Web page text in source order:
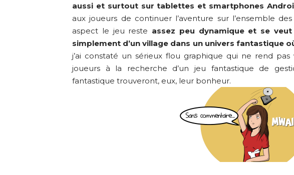
aussi et surtout sur tablettes et smartphones
aux joueurs de continuer l’aventure sur l’ensemble
aspect le jeu reste assez peu dynamique et se
simplement d’un village dans un univers fantastique
j’ai constaté un sérieux flou graphique qui ne rend pas
joueurs à la recherche d’un jeu fantastique de
fantastique trouveront, eux, leur bonheur.